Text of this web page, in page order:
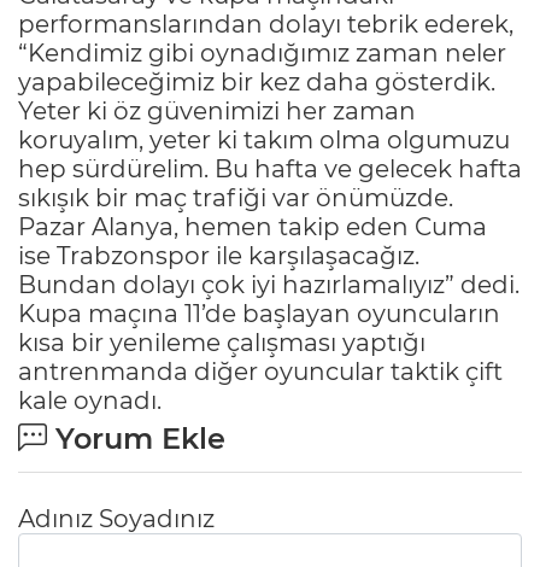
performanslarından dolayı tebrik ederek,
“Kendimiz gibi oynadığımız zaman neler
yapabileceğimiz bir kez daha gösterdik.
Yeter ki öz güvenimizi her zaman
koruyalım, yeter ki takım olma olgumuzu
hep sürdürelim. Bu hafta ve gelecek hafta
sıkışık bir maç trafiği var önümüzde.
Pazar Alanya, hemen takip eden Cuma
ise Trabzonspor ile karşılaşacağız.
Bundan dolayı çok iyi hazırlamalıyız” dedi.
Kupa maçına 11’de başlayan oyuncuların
kısa bir yenileme çalışması yaptığı
antrenmanda diğer oyuncular taktik çift
kale oynadı.
Yorum Ekle
Adınız Soyadınız